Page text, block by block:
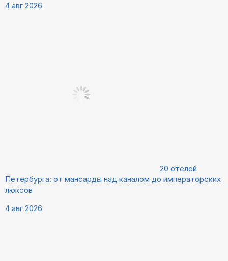
4 авг 2026
20 отелей
Петербурга: от мансарды над каналом до императорских
люксов
4 авг 2026